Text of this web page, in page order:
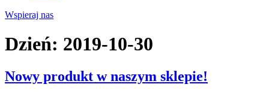
Wspieraj nas
Dzień: 2019-10-30
Nowy produkt w naszym sklepie!